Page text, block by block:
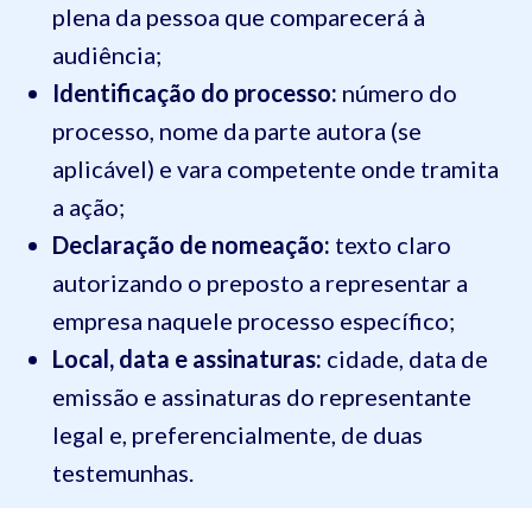
plena da pessoa que comparecerá à
audiência;
Identificação do processo: número do
processo, nome da parte autora (se
aplicável) e vara competente onde tramita
a ação;
Declaração de nomeação: texto claro
autorizando o preposto a representar a
empresa naquele processo específico;
Local, data e assinaturas: cidade, data de
emissão e assinaturas do representante
legal e, preferencialmente, de duas
testemunhas.